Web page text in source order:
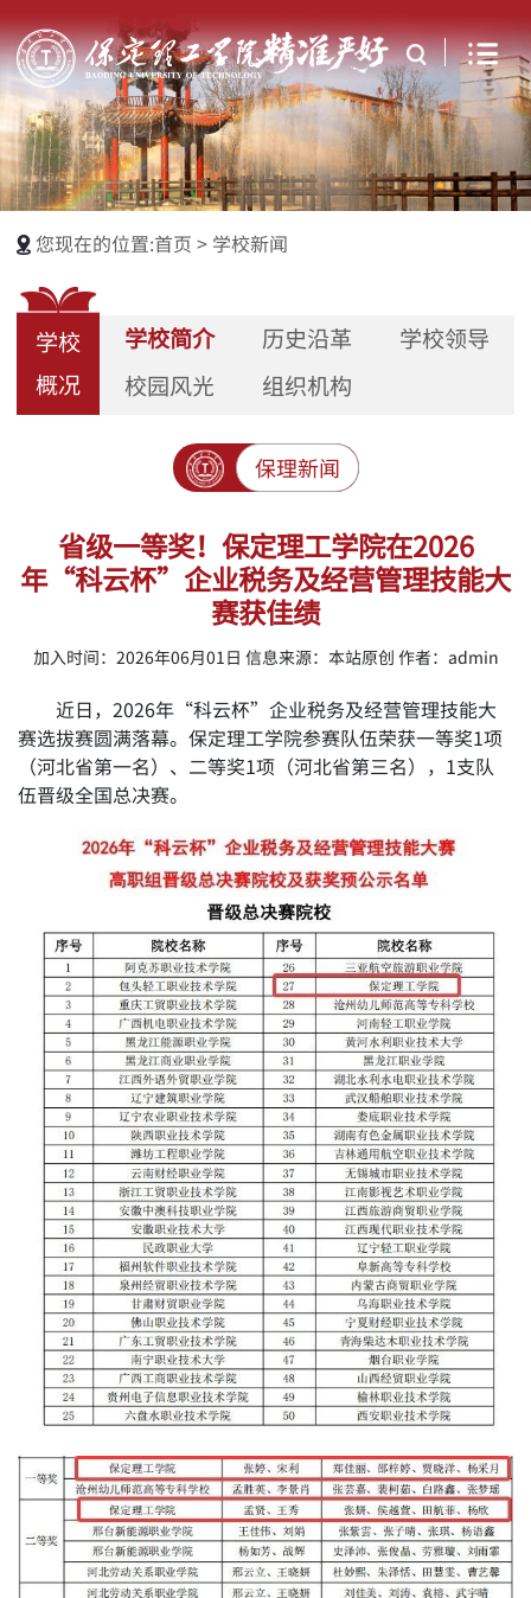
您现在的位置:首页 > 学校新闻
学校
概况
学校简介 历史沿革 学校领导
校园风光 组织机构
保理新闻
省级一等奖！保定理工学院在2026
年“科云杯”企业税务及经营管理技能大
赛获佳绩
加入时间：2026年06月01日 信息来源：本站原创 作者：admin
近日，2026年“科云杯”企业税务及经营管理技能大
赛选拔赛圆满落幕。保定理工学院参赛队伍荣获一等奖1项
（河北省第一名）、二等奖1项（河北省第三名），1支队
伍晋级全国总决赛。